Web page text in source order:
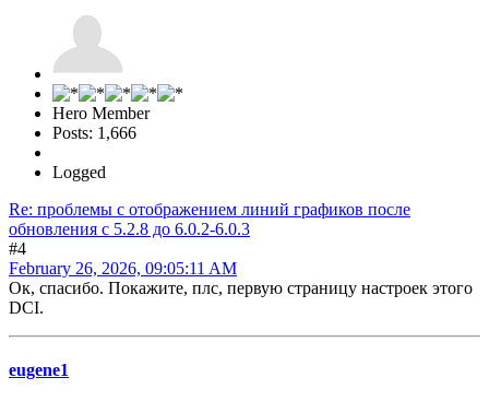
Hero Member
Posts: 1,666
Logged
Re: проблемы с отображением линий графиков после
обновления c 5.2.8 до 6.0.2-6.0.3
#4
February 26, 2026, 09:05:11 AM
Ок, спасибо. Покажите, плс, первую страницу настроек этого
DCI.
eugene1